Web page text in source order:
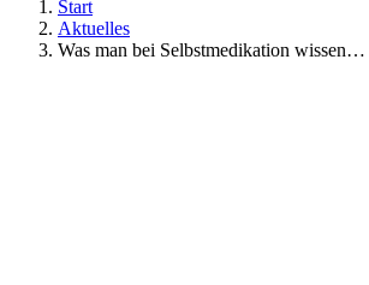
Start
Aktuelles
Was man bei Selbstmedikation wissen…